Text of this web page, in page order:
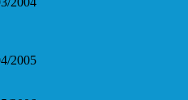
2005